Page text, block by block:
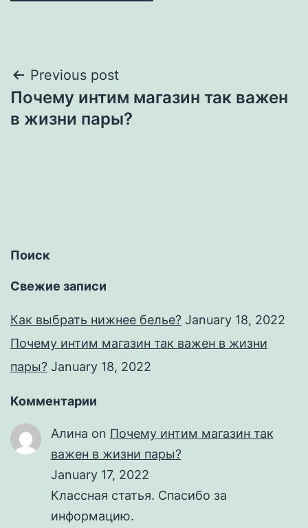
Post
navigation
Previous post
Почему интим магазин так важен
в жизни пары?
Поиск
Свежие записи
Как выбрать нижнее белье? January 18, 2022
Почему интим магазин так важен в жизни
пары? January 18, 2022
Комментарии
Алина on Почему интим магазин так
важен в жизни пары?
January 17, 2022
Классная статья. Спасибо за
информацию.